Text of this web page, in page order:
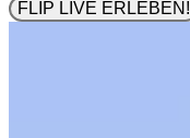
FLIP LIVE ERLEBEN!